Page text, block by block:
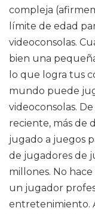
compleja
límite de edad
videoconsolas.
bien una
lo que logra tus
mundo puede
videoconsolas.
reciente, más de
jugado a juegos
de jugadores de
millones. No
un jugador
entretenimiento.